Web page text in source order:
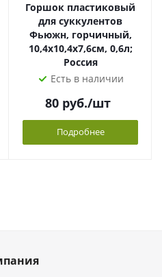
Горшок пластиковый
для суккулентов
Фьюжн, горчичный,
10,4х10,4х7,6см, 0,6л;
Россия
Есть в наличии
80 руб./шт
Подробнее